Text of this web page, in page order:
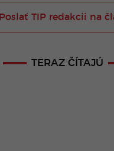
Poslať TIP redakcii na
TERAZ ČÍTAJÚ